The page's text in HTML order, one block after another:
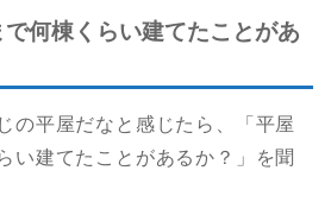
で何棟くらい建てたことがあ
の平屋だなと感じたら、「平屋
い建てたことがあるか？」を聞